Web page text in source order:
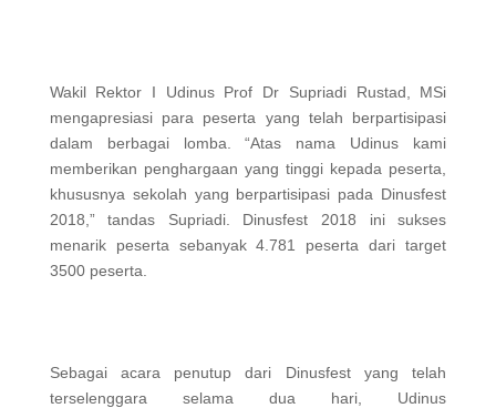
Wakil Rektor I Udinus Prof Dr Supriadi Rustad, MSi
mengapresiasi para peserta yang telah berpartisipasi
dalam berbagai lomba. “Atas nama Udinus kami
memberikan penghargaan yang tinggi kepada peserta,
khususnya sekolah yang berpartisipasi pada Dinusfest
2018,” tandas Supriadi. Dinusfest 2018 ini sukses
menarik peserta sebanyak 4.781 peserta dari target
3500 peserta.
Sebagai acara penutup dari Dinusfest yang telah
terselenggara selama dua hari, Udinus